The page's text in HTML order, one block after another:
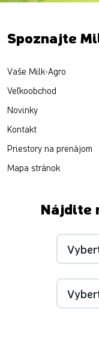
Spoznajte
Vaše Milk-Agro
Veľkoobchod
Novinky
Kontakt
Priestory na prenájom
Mapa stránok
Nájdite